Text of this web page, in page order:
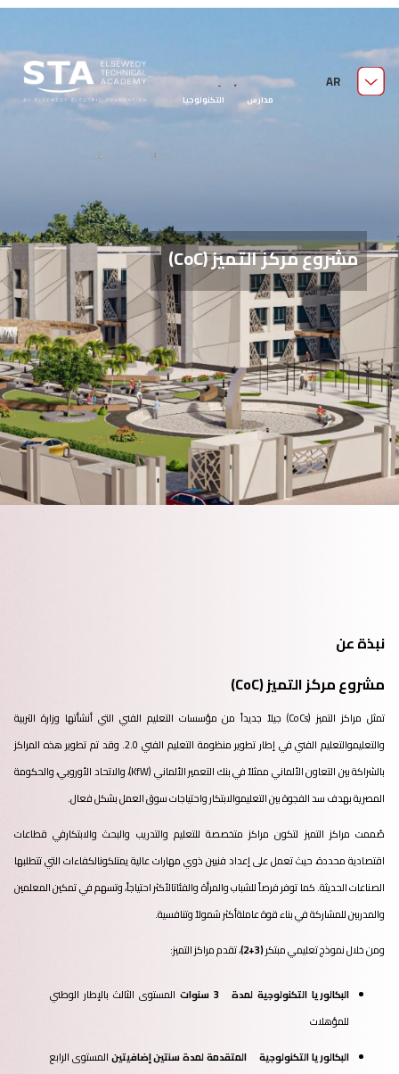
مدارس السويدي الفنية
قدّم الآن
مدارس التكنولوجيا
AR
مشروع مركز التميز (CoC)
نبذة عن
مشروع مركز التميز (CoC)
تمثل مراكز التميز (CoCs) جيلاً جديداً من مؤسسات التعليم الفني التي أنشأتها وزارة التربية
والتعليموالتعليم الفني في إطار تطوير منظومة التعليم الفني 2.0. وقد تم تطوير هذه المراكز
بالشراكة بين التعاون الألماني ممثلاً في بنك التعمير الألماني (KfW)، والاتحاد الأوروبي، والحكومة
المصرية بهدف سد الفجوة بين التعليموالابتكار واحتياجات سوق العمل بشكل فعال.
صُممت مراكز التميز لتكون مراكز متخصصة للتعليم والتدريب والبحث والابتكارفي قطاعات
اقتصادية محددة، حيث تعمل على إعداد فنيين ذوي مهارات عالية يمتلكونالكفاءات التي تتطلبها
الصناعات الحديثة. كما توفر فرصاً للشباب والمرأة والفئاتالأكثر احتياجاً، وتسهم في تمكين المعلمين
والمدربين للمشاركة في بناء قوة عاملةأكثر شمولاً وتنافسية.
ومن خلال نموذج تعليمي مبتكر(3+2) ، تقدم مراكز التميز:
البكالوريا التكنولوجية لمدة 3 سنوات
المستوى الثالث بالإطار الوطني
للمؤهلات
البكالوريا التكنولوجية المتقدمة لمدة سنتين إضافيتين المستوى الرابع